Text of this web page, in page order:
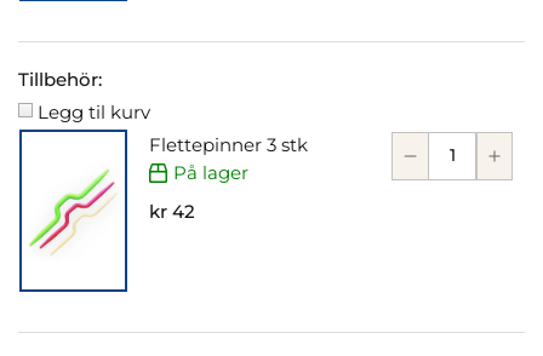
Tillbehör:
Legg til kurv
Flettepinner 3 stk
På lager
kr 42